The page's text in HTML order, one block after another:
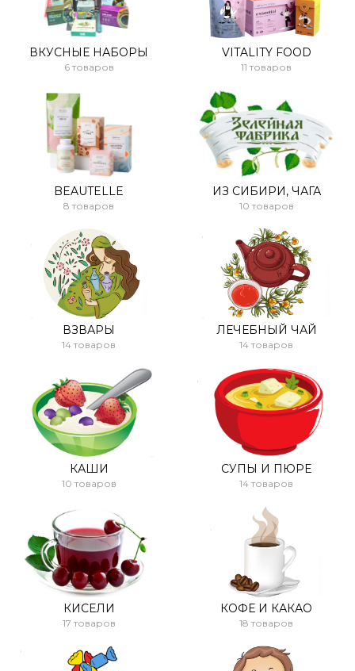
ВКУСНЫЕ НАБОРЫ
6 товаров
VITALITY FOOD
11 товаров
BEAUTELLE
8 товаров
ИЗ СИБИРИ, ЧАГА
10 товаров
ВЗВАРЫ
14 товаров
ЛЕЧЕБНЫЙ ЧАЙ
14 товаров
КАШИ
10 товаров
СУПЫ И ПЮРЕ
14 товаров
КИСЕЛИ
17 товаров
КОФЕ И КАКАО
18 товаров